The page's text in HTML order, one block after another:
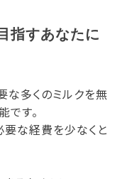
指すあなたに
な多くのミルクを無
です。
要な経費を少なくと